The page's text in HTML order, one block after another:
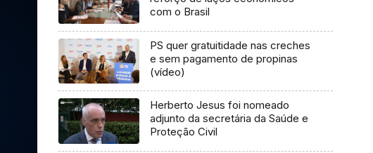
com o Brasil
PS quer gratuitidade nas creches
e sem pagamento de propinas
(vídeo)
Herberto Jesus foi nomeado
adjunto da secretária da Saúde e
Proteção Civil